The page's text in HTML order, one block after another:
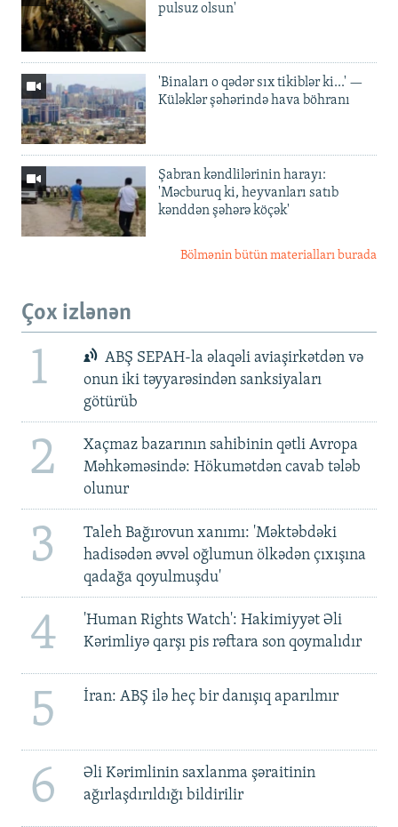
pulsuz olsun'
'Binaları o qədər sıx tikiblər ki...' —
Küləklər şəhərində hava böhranı
Şabran kəndlilərinin harayı:
'Məcburuq ki, heyvanları satıb
kənddən şəhərə köçək'
Bölmənin bütün materialları burada
Çox izlənən
1
ABŞ SEPAH-la əlaqəli aviaşirkətdən və
onun iki təyyarəsindən sanksiyaları
götürüb
2
Xaçmaz bazarının sahibinin qətli Avropa
Məhkəməsində: Hökumətdən cavab tələb
olunur
3
Taleh Bağırovun xanımı: 'Məktəbdəki
hadisədən əvvəl oğlumun ölkədən çıxışına
qadağa qoyulmuşdu'
4
'Human Rights Watch': Hakimiyyət Əli
Kərimliyə qarşı pis rəftara son qoymalıdır
5 İran: ABŞ ilə heç bir danışıq aparılmır
6
Əli Kərimlinin saxlanma şəraitinin
ağırlaşdırıldığı bildirilir